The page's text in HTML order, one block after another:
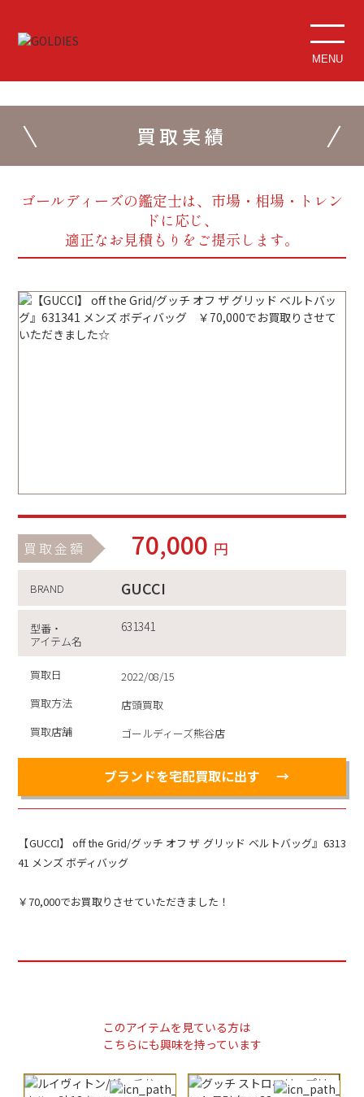
MENU
買取実績
ゴールディーズの鑑定士は、市場・相場・トレン
ドに応じ、
適正なお見積もりをご提示します。
買取金額 70,000 円
BRAND GUCCI
型番・
アイテム名
631341
買取日
2022/08/15
買取方法
店頭買取
買取店舗
ゴールディーズ熊谷店
ブランドを宅配買取に出す
【GUCCI】 off the Grid/グッチ オフ ザ グリッド ベルトバッグ』6313
41 メンズ ボディバッグ
￥70,000でお買取りさせていただきました！
このアイテムを見ている方は
こちらにも興味を持っています